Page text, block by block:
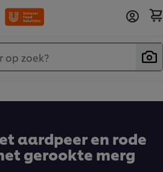
op zoek?
aardpeer en rode
gerookte merg